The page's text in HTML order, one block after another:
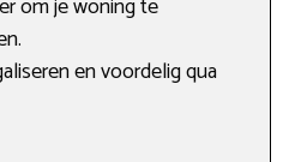
om je woning te
en voordelig qua